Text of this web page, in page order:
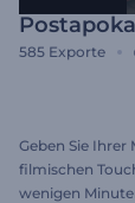
585 Exporte
Geben Sie
filmischen
wenigen